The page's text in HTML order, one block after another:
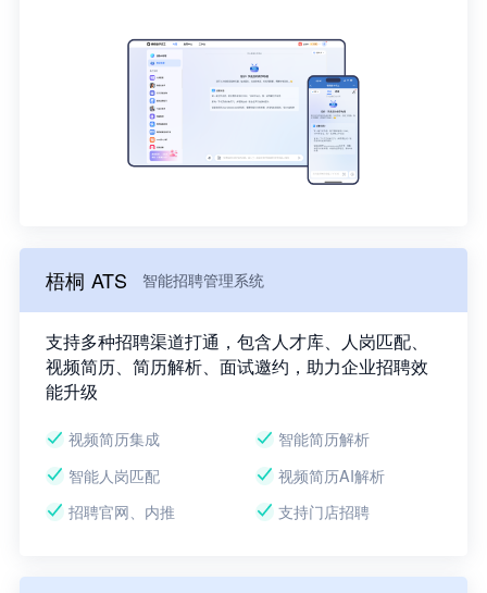
梧桐 ATS 智能招聘管理系统
支持多种招聘渠道打通，包含人才库、人岗匹配、
视频简历、简历解析、面试邀约，助力企业招聘效
能升级
视频简历集成
智能简历解析
智能人岗匹配
视频简历AI解析
招聘官网、内推
支持门店招聘